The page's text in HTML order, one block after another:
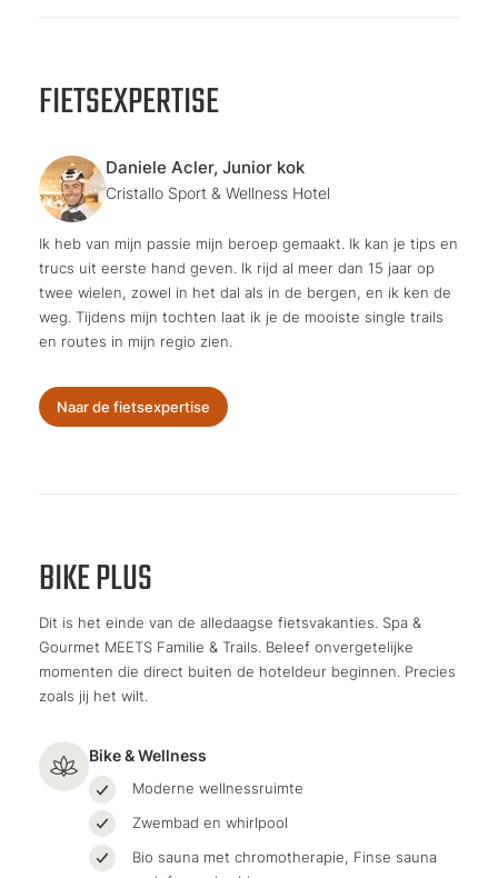
FIETSEXPERTISE
Daniele Acler, Junior kok
Cristallo Sport & Wellness Hotel
Ik heb van mijn passie mijn beroep gemaakt. Ik kan je tips en
trucs uit eerste hand geven. Ik rijd al meer dan 15 jaar op
twee wielen, zowel in het dal als in de bergen, en ik ken de
weg. Tijdens mijn tochten laat ik je de mooiste single trails
en routes in mijn regio zien.
Naar de fietsexpertise
BIKE PLUS
Dit is het einde van de alledaagse fietsvakanties. Spa &
Gourmet MEETS Familie & Trails. Beleef onvergetelijke
momenten die direct buiten de hoteldeur beginnen. Precies
zoals jij het wilt.
Bike & Wellness
Moderne wellnessruimte
Zwembad en whirlpool
Bio sauna met chromotherapie, Finse sauna